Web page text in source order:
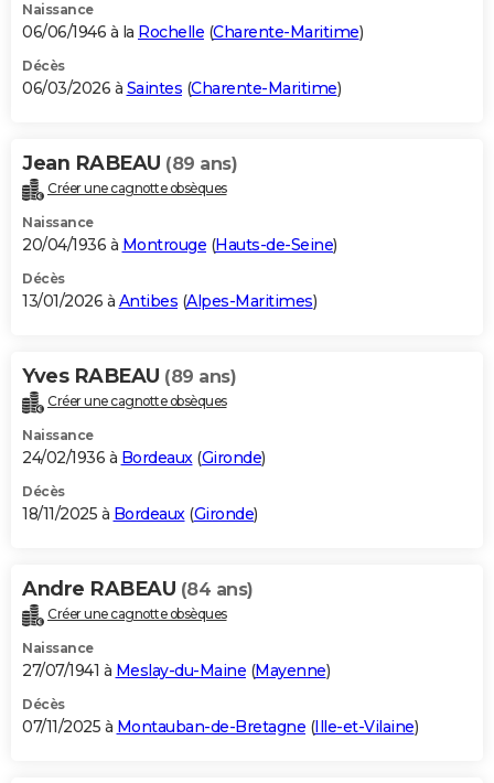
Naissance
06/06/1946 à la Rochelle (Charente-Maritime)
Décès
06/03/2026 à Saintes (Charente-Maritime)
Jean RABEAU (89 ans)
Créer une cagnotte obsèques
Naissance
20/04/1936 à Montrouge (Hauts-de-Seine)
Décès
13/01/2026 à Antibes (Alpes-Maritimes)
Yves RABEAU (89 ans)
Créer une cagnotte obsèques
Naissance
24/02/1936 à Bordeaux(Gironde)
Décès
18/11/2025 à Bordeaux(Gironde)
Andre RABEAU (84 ans)
Créer une cagnotte obsèques
Naissance
27/07/1941 à Meslay-du-Maine (Mayenne)
Décès
07/11/2025 à Montauban-de-Bretagne (Ille-et-Vilaine)